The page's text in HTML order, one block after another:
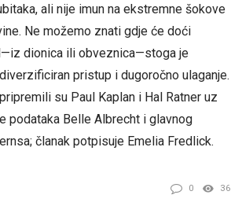
ali nije imun na ekstremne šokove
Ne možemo znati gdje će doći
dionica ili obveznica—stoga je
pristup i dugoročno ulaganje.
su Paul Kaplan i Hal Ratner uz
podataka Belle Albrecht i glavnog
članak potpisuje Emelia Fredlick.
0 36